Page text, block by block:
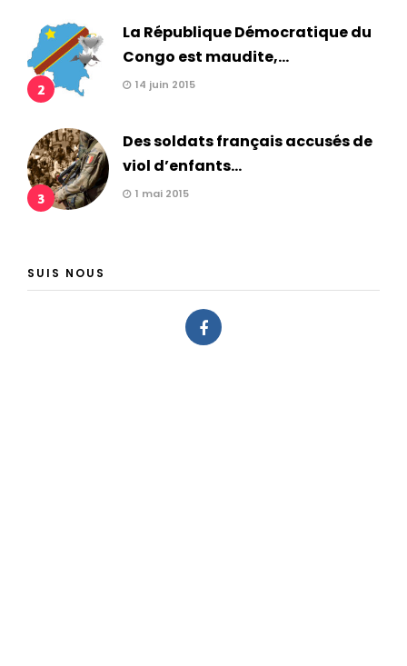
2
La République Démocratique du
Congo est maudite,...
14 juin 2015
3
Des soldats français accusés de
viol d’enfants...
1 mai 2015
SUIS NOUS